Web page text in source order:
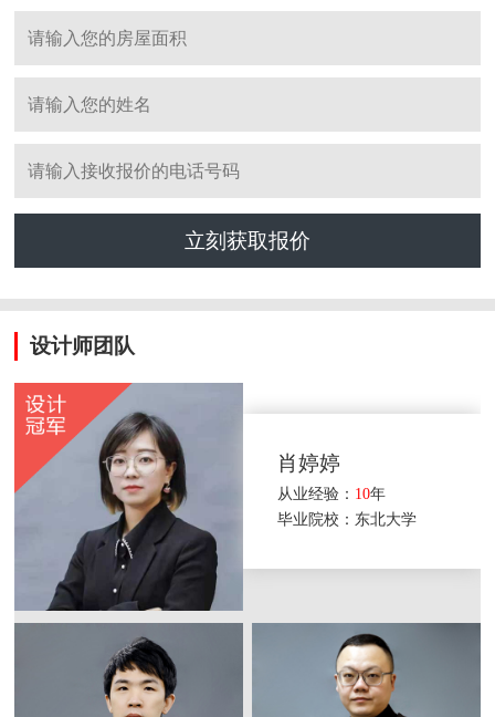
立刻获取报价
设计师团队
肖婷婷
从业经验： 10年
毕业院校：东北大学